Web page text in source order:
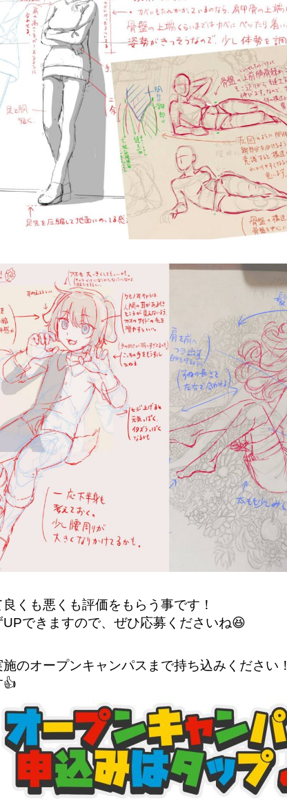
くも悪くも評価をもらう事です！
できますので、ぜひ応募くださいね😆
のオープンキャンパスまで持ち込みください！
👍